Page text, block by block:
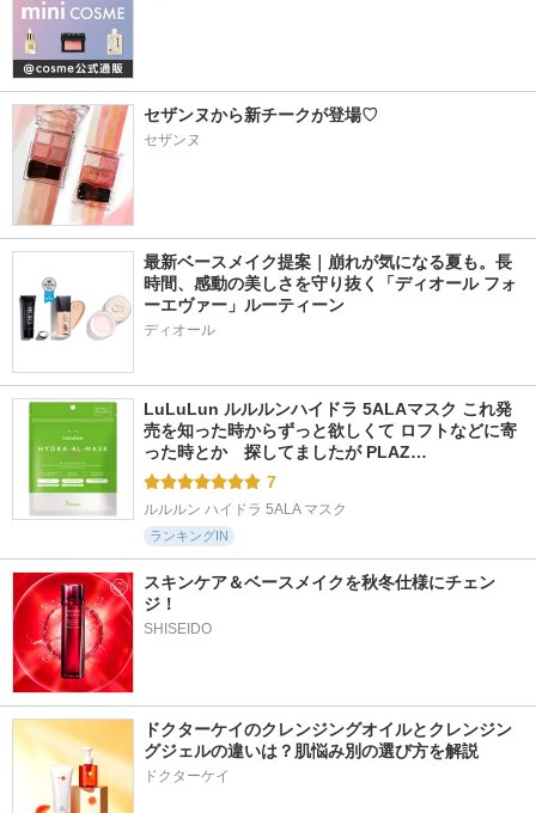
セザンヌから新チークが登場♡
セザンヌ
最新ベースメイク提案｜崩れが気になる夏も。長
時間、感動の美しさを守り抜く「ディオール フォ
ーエヴァー」ルーティーン
ディオール
LuLuLun ルルルンハイドラ 5ALAマスク これ発
売を知った時からずっと欲しくて ロフトなどに寄
った時とか　探してましたが PLAZ…
7
ルルルン ハイドラ 5ALA マスク
ランキングIN
スキンケア＆ベースメイクを秋冬仕様にチェン
ジ！
SHISEIDO
ドクターケイのクレンジングオイルとクレンジン
グジェルの違いは？肌悩み別の選び方を解説
ドクターケイ